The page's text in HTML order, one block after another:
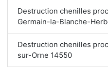
Destruction chenilles
Germain-la-Blanche-
Destruction chenilles
sur-Orne 14550